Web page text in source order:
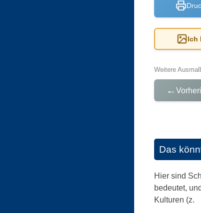
Ich
Weitere
←
Das
Hier sind
bedeutet,
Kulturen (z.